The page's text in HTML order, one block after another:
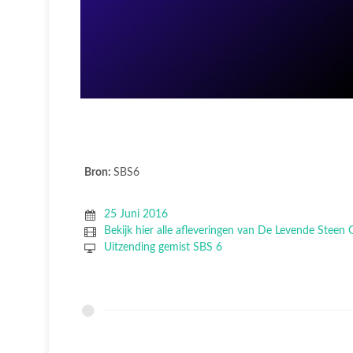
Bron: SBS6
25 Juni 2016
Bekijk hier alle afleveringen van De Levende Steen
Uitzending gemist SBS 6